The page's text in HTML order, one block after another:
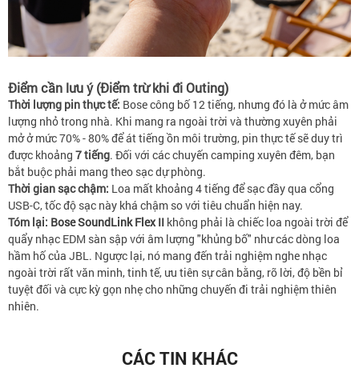
Điểm cần lưu ý (Điểm trừ khi đi Outing)
Thời lượng pin thực tế: Bose công bố 12 tiếng, nhưng đó là ở mức âm
lượng nhỏ trong nhà. Khi mang ra ngoài trời và thường xuyên phải
mở ở mức 70% - 80% để át tiếng ồn môi trường, pin thực tế sẽ duy trì
được khoảng 7 tiếng. Đối với các chuyến camping xuyên đêm, bạn
bắt buộc phải mang theo sạc dự phòng.
Thời gian sạc chậm: Loa mất khoảng 4 tiếng để sạc đầy qua cổng
USB-C, tốc độ sạc này khá chậm so với tiêu chuẩn hiện nay.
Tóm lại: Bose SoundLink Flex II không phải là chiếc loa ngoài trời để
quẩy nhạc EDM sàn sập với âm lượng "khủng bố" như các dòng loa
hầm hố của JBL. Ngược lại, nó mang đến trải nghiệm nghe nhạc
ngoài trời rất văn minh, tinh tế, ưu tiên sự cân bằng, rõ lời, độ bền bỉ
tuyệt đối và cực kỳ gọn nhẹ cho những chuyến đi trải nghiệm thiên
nhiên.
CÁC TIN KHÁC